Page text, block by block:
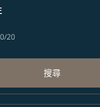
20
搜尋